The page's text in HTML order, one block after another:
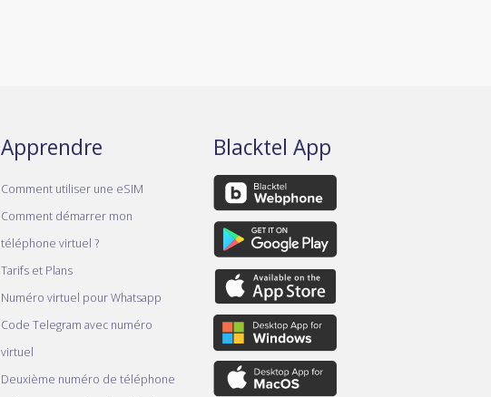
Apprendre
Comment utiliser une eSIM
Comment démarrer mon
téléphone virtuel ?
Tarifs et Plans
Numéro virtuel pour Whatsapp
Code Telegram avec numéro
virtuel
Deuxième numéro de téléphone
Blacktel App